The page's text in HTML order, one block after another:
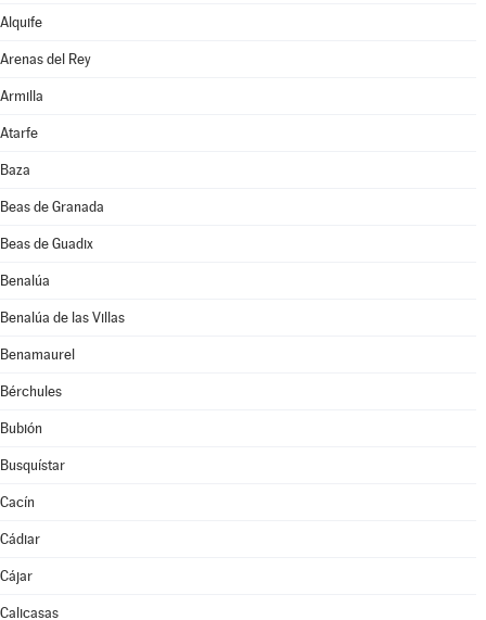
Alquife
Arenas del Rey
Armilla
Atarfe
Baza
Beas de Granada
Beas de Guadix
Benalúa
Benalúa de las Villas
Benamaurel
Bérchules
Bubión
Busquístar
Cacín
Cádiar
Cájar
Calicasas